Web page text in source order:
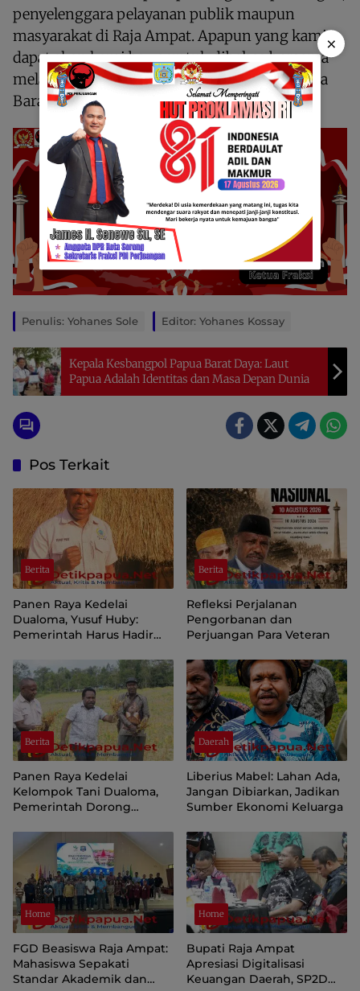
penyelenggara pelayanan publik maupun
masyarakat di Raja Ampat. Apapun yang kami
dapat akan kami bawa untuk dibahas bersama
melalui forum resmi kedewanan di DPR Papua
Barat Daya,” tutup David.
Penulis: Yohanes Sole Editor: Yohanes Kossay
Kepala Kesbangpol Papua Barat Daya: Laut
Papua Adalah Identitas dan Masa Depan Dunia
Pos Terkait
Berita
Panen Raya Kedelai
Dualoma, Yusuf Huby:
Pemerintah Harus Hadir
Petani
Berita
Refleksi Perjalanan
Pengorbanan dan
Perjuangan Para Veteran
Berita
Panen Raya Kedelai
Kelompok Tani Dualoma,
Pemerintah Dorong
Kembali ke Kebun
Daerah
Liberius Mabel: Lahan Ada,
Jangan Dibiarkan, Jadikan
Sumber Ekonomi Keluarga
Home
FGD Beasiswa Raja Ampat:
Mahasiswa Sepakati
Standar Akademik dan
Home
Bupati Raja Ampat
Apresiasi Digitalisasi
Keuangan Daerah, SP2D
×